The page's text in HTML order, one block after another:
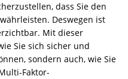
dass Sie den
Deswegen ist
Mit dieser
Sie sich sicher und
sondern auch, wie Sie
Faktor-